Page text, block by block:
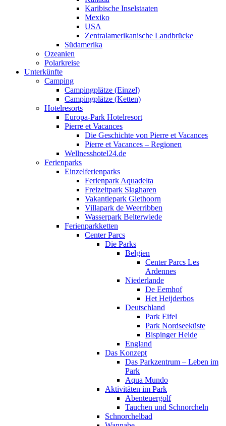
Karibische Inselstaaten
Mexiko
USA
Zentralamerikanische Landbrücke
Südamerika
Ozeanien
Polarkreise
Unterkünfte
Camping
Campingplätze (Einzel)
Campingplätze (Ketten)
Hotelresorts
Europa-Park Hotelresort
Pierre et Vacances
Die Geschichte von Pierre et Vacances
Pierre et Vacances – Regionen
Wellnesshotel24.de
Ferienparks
Einzelferienparks
Ferienpark Aquadelta
Freizeitpark Slagharen
Vakantiepark Giethoorn
Villapark de Weerribben
Wasserpark Belterwiede
Ferienparkketten
Center Parcs
Die Parks
Belgien
Center Parcs Les
Ardennes
Niederlande
De Eemhof
Het Heijderbos
Deutschland
Park Eifel
Park Nordseeküste
Bispinger Heide
England
Das Konzept
Das Parkzentrum – Leben im
Park
Aqua Mundo
Aktivitäten im Park
Abenteuergolf
Tauchen und Schnorcheln
Schnorchelbad